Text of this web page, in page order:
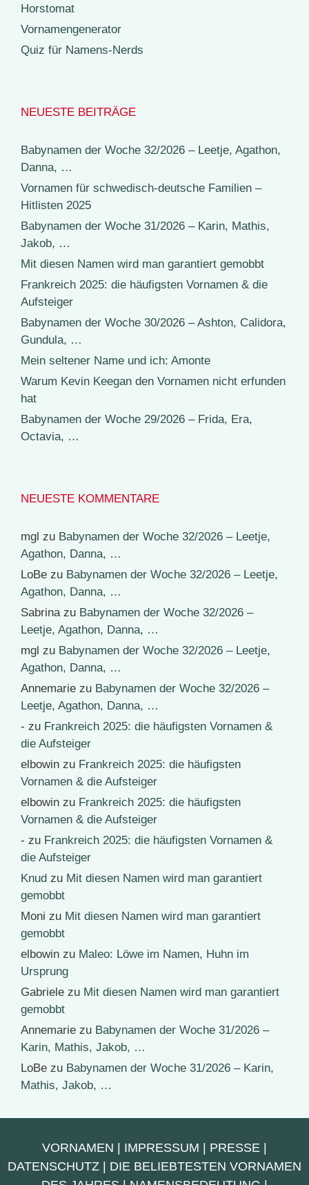
Horstomat
Vornamengenerator
Quiz für Namens-Nerds
NEUESTE BEITRÄGE
Babynamen der Woche 32/2026 – Leetje, Agathon,
Danna, …
Vornamen für schwedisch-deutsche Familien –
Hitlisten 2025
Babynamen der Woche 31/2026 – Karin, Mathis,
Jakob, …
Mit diesen Namen wird man garantiert gemobbt
Frankreich 2025: die häufigsten Vornamen & die
Aufsteiger
Babynamen der Woche 30/2026 – Ashton, Calidora,
Gundula, …
Mein seltener Name und ich: Amonte
Warum Kevin Keegan den Vornamen nicht erfunden
hat
Babynamen der Woche 29/2026 – Frida, Era,
Octavia, …
NEUESTE KOMMENTARE
mgl zu Babynamen der Woche 32/2026 – Leetje,
Agathon, Danna, …
LoBe zu Babynamen der Woche 32/2026 – Leetje,
Agathon, Danna, …
Sabrinazu Babynamen der Woche 32/2026 –
Leetje, Agathon, Danna, …
mgl zu Babynamen der Woche 32/2026 – Leetje,
Agathon, Danna, …
Annemarie zu Babynamen der Woche 32/2026 –
Leetje, Agathon, Danna, …
- zu Frankreich 2025: die häufigsten Vornamen &
die Aufsteiger
elbowin zu Frankreich 2025: die häufigsten
Vornamen & die Aufsteiger
elbowin zu Frankreich 2025: die häufigsten
Vornamen & die Aufsteiger
- zu Frankreich 2025: die häufigsten Vornamen &
die Aufsteiger
Knud zu Mit diesen Namen wird man garantiert
gemobbt
Moni zu Mit diesen Namen wird man garantiert
gemobbt
elbowin zu Maleo: Löwe im Namen, Huhn im
Ursprung
Gabriele zu Mit diesen Namen wird man garantiert
gemobbt
Annemarie zu Babynamen der Woche 31/2026 –
Karin, Mathis, Jakob, …
LoBe zu Babynamen der Woche 31/2026 – Karin,
Mathis, Jakob, …
VORNAMEN IMPRESSUM PRESSE
DATENSCHUTZ
DIE BELIEBTESTEN VORNAMEN